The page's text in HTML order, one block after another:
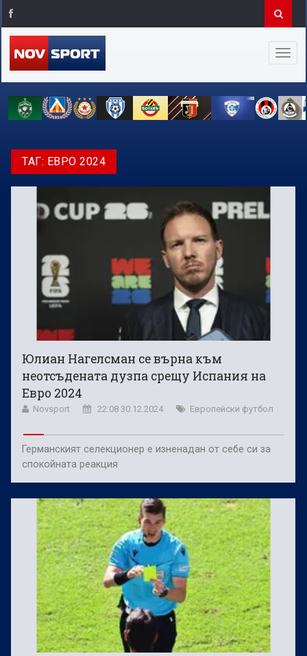
ТАГ: ЕВРО 2024
Юлиан Нагелсман се върна към
неотсъдената дузпа срещу Испания на
Евро 2024
Novsport 22:08 30.12.2024 Европейски футбол
Германският селекционер е изненадан от себе си за
спокойната реакция